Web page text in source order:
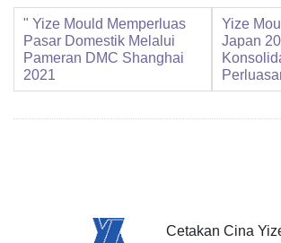
" Yize Mould Memperluas
Pasar Domestik Melalui
Pameran DMC Shanghai
2021
Yize
Japan
Cetakan Cina